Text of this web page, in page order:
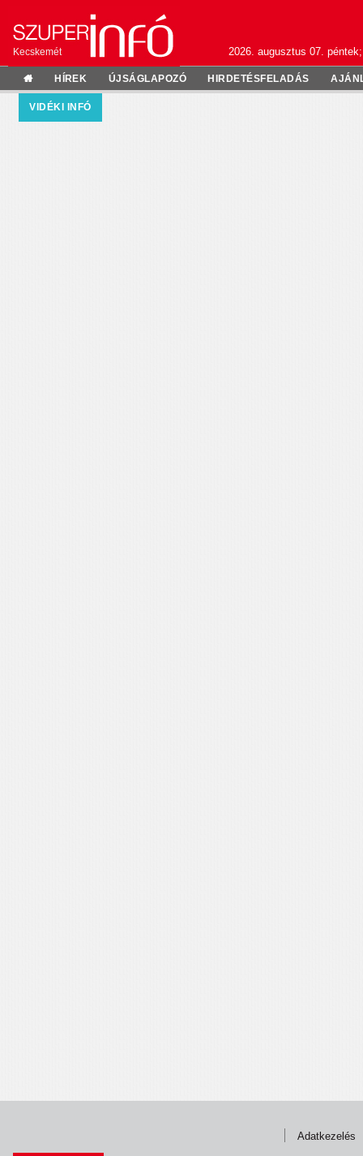
Kecskemét 2026. augusztus 07.
HÍREK ÚJSÁGLAPOZÓ HIRDETÉSFELADÁS
VIDÉKI INFÓ
Adatkezelés